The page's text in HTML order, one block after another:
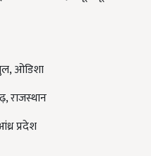
ओडिशा
राजस्थान
प्रदेश